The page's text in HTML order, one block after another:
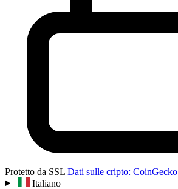
Protetto da SSL Dati sulle cripto: CoinGecko
Italiano